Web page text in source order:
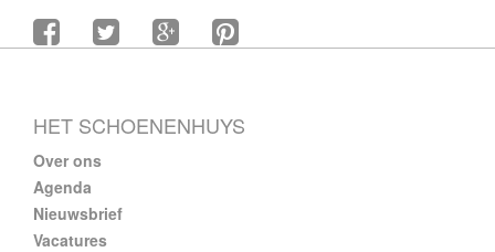
HET SCHOENENHUYS
Over ons
Agenda
Nieuwsbrief
Vacatures